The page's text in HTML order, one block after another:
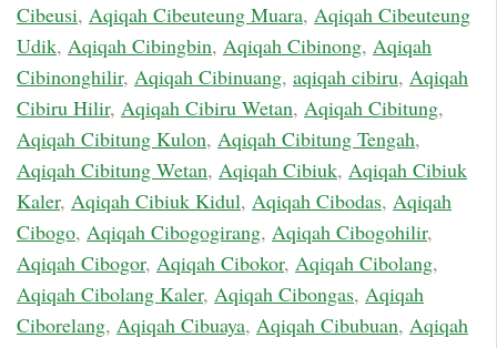
Cibeusi, Aqiqah Cibeuteung Muara, Aqiqah Cibeuteung
Udik, Aqiqah Cibingbin, Aqiqah Cibinong, Aqiqah
Cibinonghilir, Aqiqah Cibinuang, aqiqah cibiru, Aqiqah
Cibiru Hilir, Aqiqah Cibiru Wetan, Aqiqah Cibitung,
Aqiqah Cibitung Kulon, Aqiqah Cibitung Tengah,
Aqiqah Cibitung Wetan, Aqiqah Cibiuk, Aqiqah Cibiuk
Kaler, Aqiqah Cibiuk Kidul, Aqiqah Cibodas, Aqiqah
Cibogo, Aqiqah Cibogogirang, Aqiqah Cibogohilir,
Aqiqah Cibogor, Aqiqah Cibokor, Aqiqah Cibolang,
Aqiqah Cibolang Kaler, Aqiqah Cibongas, Aqiqah
Ciborelang, Aqiqah Cibuaya, Aqiqah Cibubuan, Aqiqah